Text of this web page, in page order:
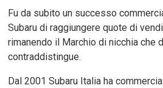
Fu da subito un successo
Subaru di raggiungere quote di
rimanendo il Marchio di nicchia che
contraddistingue.
Dal 2001 Subaru Italia ha